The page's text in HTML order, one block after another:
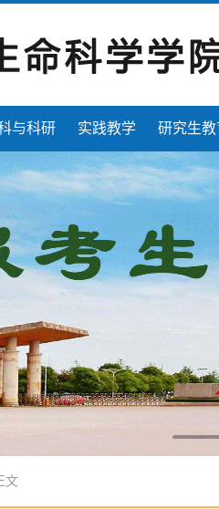
与科研 实践教学 研究生教
文